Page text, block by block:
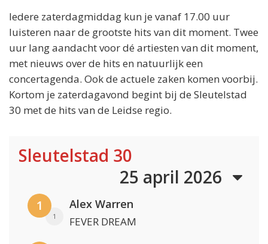
Iedere zaterdagmiddag kun je vanaf 17.00 uur
luisteren naar de grootste hits van dit moment. Twee
uur lang aandacht voor dé artiesten van dit moment,
met nieuws over de hits en natuurlijk een
concertagenda. Ook de actuele zaken komen voorbij.
Kortom je zaterdagavond begint bij de Sleutelstad
30 met de hits van de Leidse regio.
Sleutelstad 30
25 april 2026
1
1
Alex Warren
FEVER DREAM